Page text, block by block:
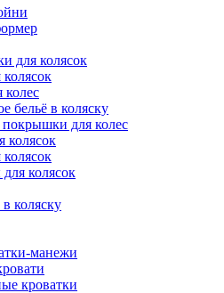
для колясок
колес
бельё в коляску
для колес
колясок
колясок
коляску
манежи
кроватки